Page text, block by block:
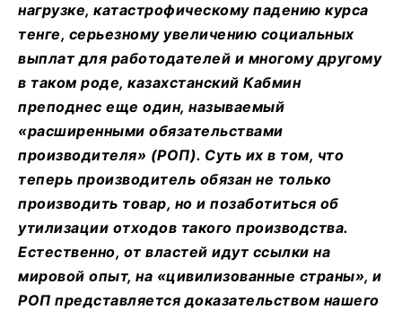
нагрузке, катастрофическому падению курса
тенге, серьезному увеличению социальных
выплат для работодателей и многому другому
в таком роде, казахстанский Кабмин
преподнес еще один, называемый
«расширенными обязательствами
производителя» (РОП). Суть их в том, что
теперь производитель обязан не только
производить товар, но и позаботиться об
утилизации отходов такого производства.
Естественно, от властей идут ссылки на
мировой опыт, на «цивилизованные страны», и
РОП представляется доказательством нашего